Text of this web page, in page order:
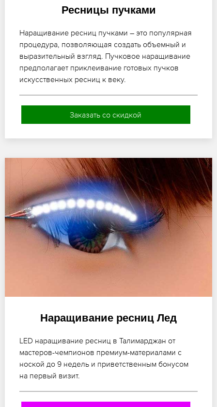
Ресницы пучками
Наращивание ресниц пучками – это популярная
процедура, позволяющая создать объемный и
выразительный взгляд. Пучковое наращивание
предполагает приклеивание готовых пучков
искусственных ресниц к веку.
Заказать со скидкой
Наращивание ресниц Лед
LED наращивание ресниц в Талимарджан от
мастеров-чемпионов премиум-материалами с
ноской до 9 недель и приветственным бонусом
на первый визит.